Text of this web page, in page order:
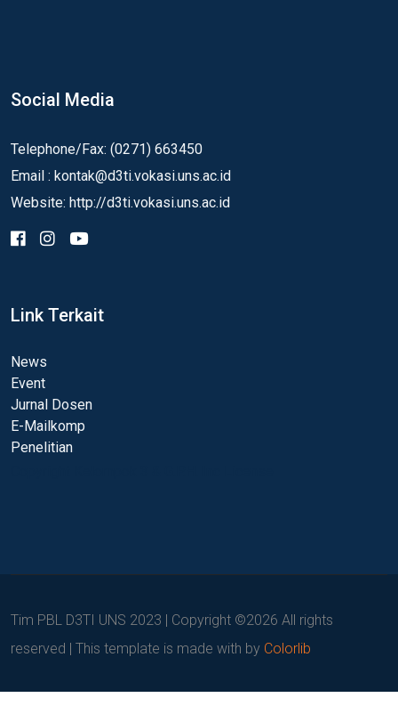
Social Media
Telephone/Fax: (0271) 663450
Email : kontak@d3ti.vokasi.uns.ac.id
Website: http://d3ti.vokasi.uns.ac.id
Link Terkait
News
Event
Jurnal Dosen
E-Mailkomp
Penelitian
Tim PBL D3TI UNS 2023 | Copyright ©2026 All rights
reserved | This template is made with by Colorlib